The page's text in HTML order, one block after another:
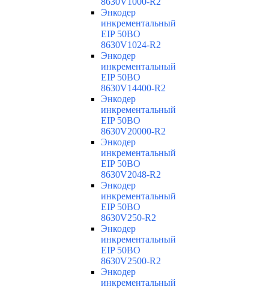
Энкодер
инкрементальный
EIP 50BO
8630V1024-R2
Энкодер
инкрементальный
EIP 50BO
8630V14400-R2
Энкодер
инкрементальный
EIP 50BO
8630V20000-R2
Энкодер
инкрементальный
EIP 50BO
8630V2048-R2
Энкодер
инкрементальный
EIP 50BO
8630V250-R2
Энкодер
инкрементальный
EIP 50BO
8630V2500-R2
Энкодер
инкрементальный